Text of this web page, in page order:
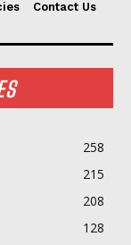
Contact Us
258
215
208
128